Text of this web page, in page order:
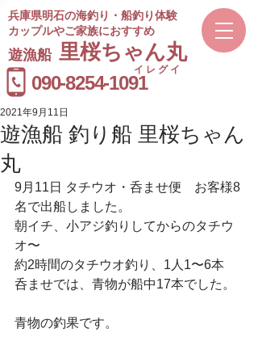
イレグイ
兵庫県明石の海釣り・船釣り体験
カップルやご家族におすすめ
090-8254-1091
遊漁船 ​里桜ちゃん丸
遊漁船 釣り船 里桜ちゃん
丸
2021年9月11日
9月11日 タチウオ・呑ませ便　お客様8
名で出船しました。
朝イチ、小アジ釣りしてからのタチウ
オ〜
約2時間のタチウオ釣り、1人1〜6本
呑ませでは、青物が船中17本でした。
青物の釣果です。